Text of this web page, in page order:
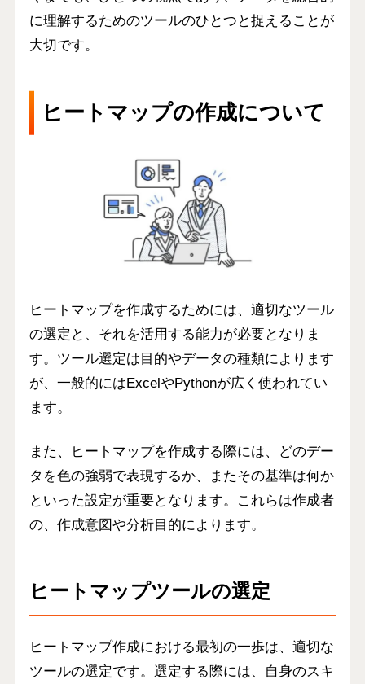
に理解するためのツールのひとつと捉えることが
大切です。
ヒートマップの作成について
ヒートマップを作成するためには、適切なツール
の選定と、それを活用する能力が必要となりま
す。ツール選定は目的やデータの種類によります
が、一般的にはExcelやPythonが広く使われてい
ます。
また、ヒートマップを作成する際には、どのデー
タを色の強弱で表現するか、またその基準は何か
といった設定が重要となります。これらは作成者
の、作成意図や分析目的によります。
ヒートマップツールの選定
ヒートマップ作成における最初の一歩は、適切な
ツールの選定です。選定する際には、自身のスキ